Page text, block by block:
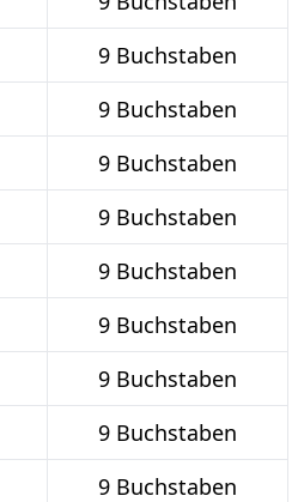
9 Buchstaben
9 Buchstaben
9 Buchstaben
9 Buchstaben
9 Buchstaben
9 Buchstaben
9 Buchstaben
9 Buchstaben
9 Buchstaben